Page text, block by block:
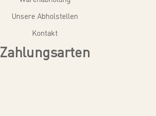
Unsere Abholstellen
Kontakt
Zahlungsarten